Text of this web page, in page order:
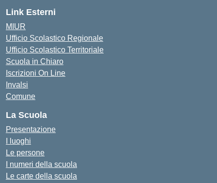
Link Esterni
MIUR
Ufficio Scolastico Regionale
Ufficio Scolastico Territoriale
Scuola in Chiaro
Iscrizioni On Line
Invalsi
Comune
La Scuola
Presentazione
I luoghi
Le persone
I numeri della scuola
Le carte della scuola